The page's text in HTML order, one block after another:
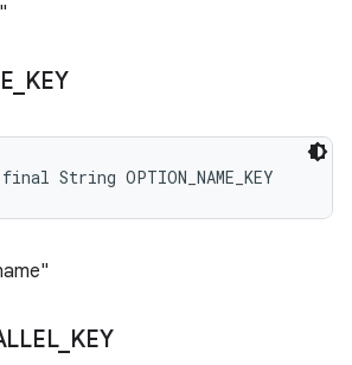
KEY
String OPTION_NAME_KEY
_ KEY